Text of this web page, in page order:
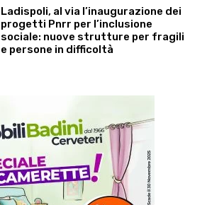
Ladispoli, al via l’inaugurazione dei
progetti Pnrr per l’inclusione
sociale: nuove strutture per fragili
e persone in difficoltà